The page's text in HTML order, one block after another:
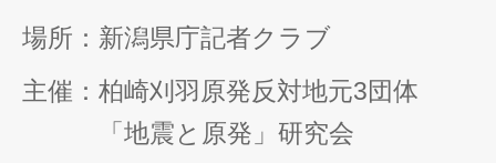
場所：新潟県庁記者クラブ
主催：柏崎刈羽原発反対地元3団体
「地震と原発」研究会